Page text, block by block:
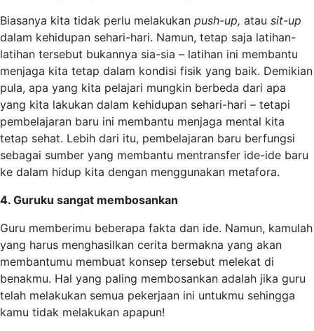
Biasanya kita tidak perlu melakukan push-up, atau sit-up
dalam kehidupan sehari-hari. Namun, tetap saja latihan-
latihan tersebut bukannya sia-sia – latihan ini membantu
menjaga kita tetap dalam kondisi fisik yang baik. Demikian
pula, apa yang kita pelajari mungkin berbeda dari apa
yang kita lakukan dalam kehidupan sehari-hari – tetapi
pembelajaran baru ini membantu menjaga mental kita
tetap sehat. Lebih dari itu, pembelajaran baru berfungsi
sebagai sumber yang membantu mentransfer ide-ide baru
ke dalam hidup kita dengan menggunakan metafora.
4. Guruku sangat membosankan
Guru memberimu beberapa fakta dan ide. Namun, kamulah
yang harus menghasilkan cerita bermakna yang akan
membantumu membuat konsep tersebut melekat di
benakmu. Hal yang paling membosankan adalah jika guru
telah melakukan semua pekerjaan ini untukmu sehingga
kamu tidak melakukan apapun!